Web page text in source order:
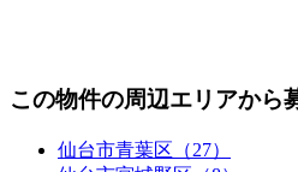
この物件の周辺エリアから
仙台市青葉区（27）